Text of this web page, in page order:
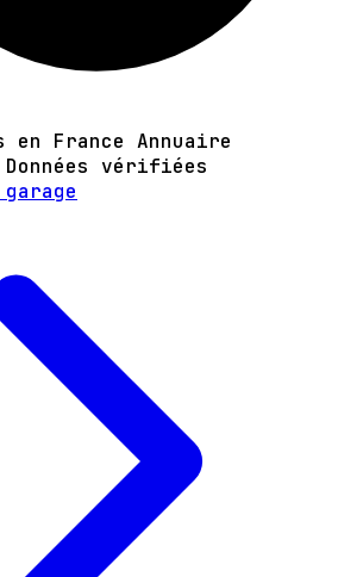
en France Annuaire
vérifiées